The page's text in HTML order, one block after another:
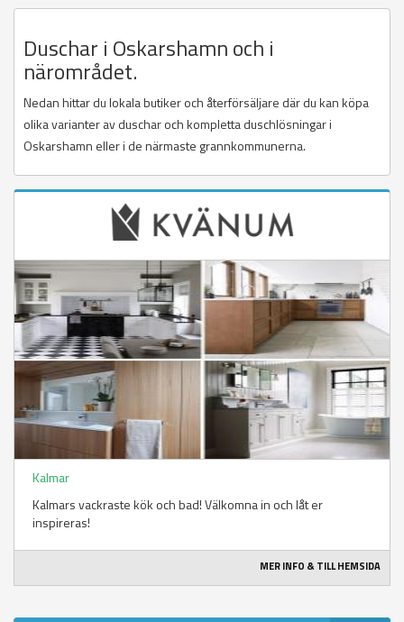
Duschar i Oskarshamn och i
närområdet.
Nedan hittar du lokala butiker och återförsäljare där du kan köpa
olika varianter av duschar och kompletta duschlösningar i
Oskarshamn eller i de närmaste grannkommunerna.
Kalmar
Kalmars vackraste kök och bad! Välkomna in och låt er
inspireras!
MER INFO & TILL HEMSIDA